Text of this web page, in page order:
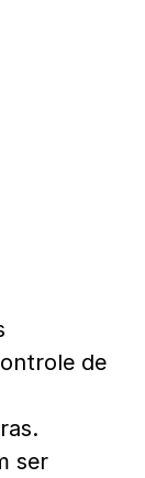
de
ser